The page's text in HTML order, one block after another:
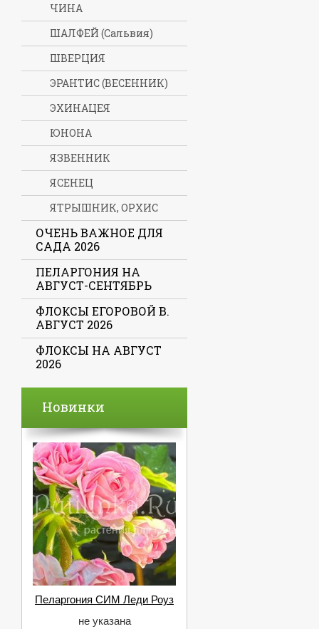
ЧИНА
ШАЛФЕЙ (Сальвия)
ШВЕРЦИЯ
ЭРАНТИС (ВЕСЕННИК)
ЭХИНАЦЕЯ
ЮНОНА
ЯЗВЕННИК
ЯСЕНЕЦ
ЯТРЫШНИК, ОРХИС
ОЧЕНЬ ВАЖНОЕ ДЛЯ
САДА 2026
ПЕЛАРГОНИЯ НА
АВГУСТ-СЕНТЯБРЬ
ФЛОКСЫ ЕГОРОВОЙ В.
АВГУСТ 2026
ФЛОКСЫ НА АВГУСТ
2026
Новинки
Пеларгония СИМ Леди Роуз
не указана